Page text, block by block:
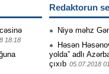
18:18
Redaktorun
Niyə məhz
Həsən
yolda” adlı
çıxıb 05.07.2018